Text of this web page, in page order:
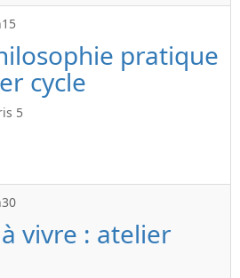
pratique
cycle
5
vivre : atelier